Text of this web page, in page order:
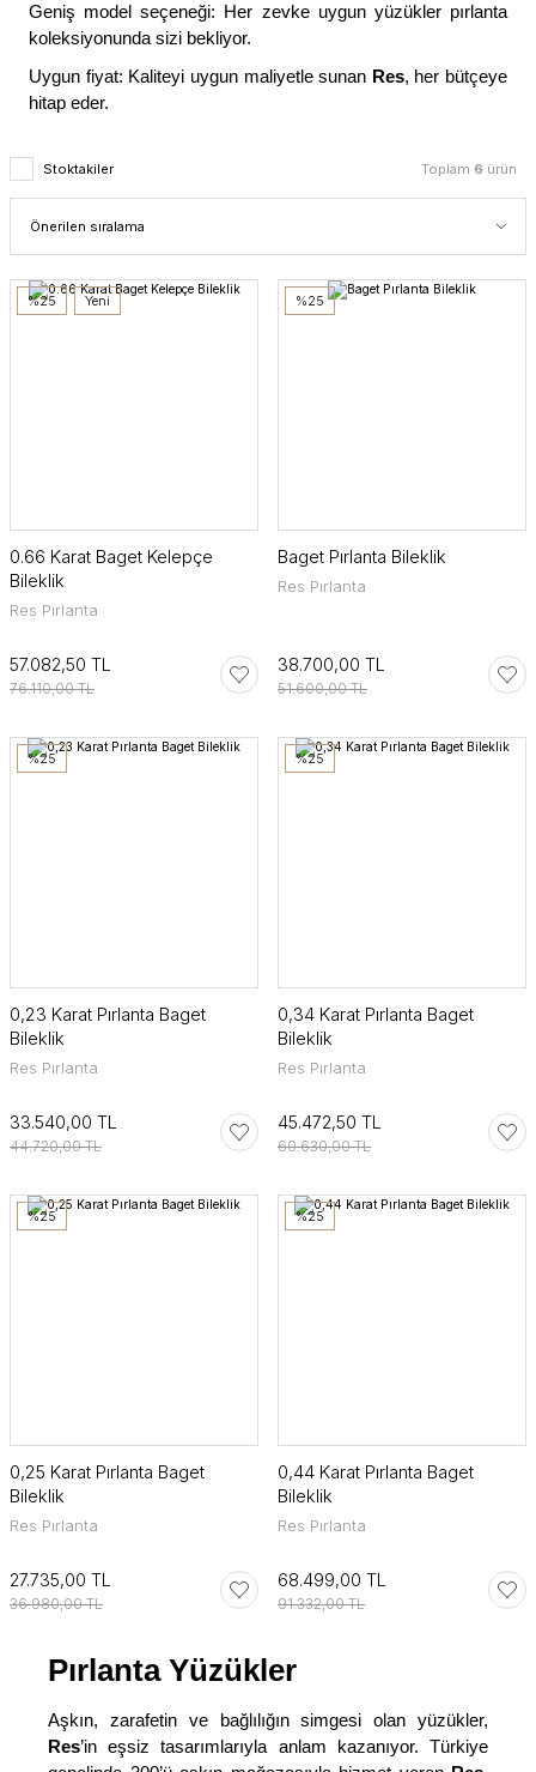
Geniş model seçeneği: Her zevke uygun yüzükler pırlanta
koleksiyonunda sizi bekliyor.
Uygun fiyat: Kaliteyi uygun maliyetle sunan Res, her bütçeye
hitap eder.
Stoktakiler Toplam 6 ürün
%25 Yeni
0.66 Karat Baget Kelepçe
Bileklik
Res Pırlanta
57.082,50 TL
76.110,00 TL
%25
Baget Pırlanta Bileklik
Res Pırlanta
38.700,00 TL
51.600,00 TL
%25
0,23 Karat Pırlanta Baget
Bileklik
Res Pırlanta
33.540,00 TL
44.720,00 TL
%25
0,34 Karat Pırlanta Baget
Bileklik
Res Pırlanta
45.472,50 TL
60.630,00 TL
%25
0,25 Karat Pırlanta Baget
Bileklik
Res Pırlanta
27.735,00 TL
36.980,00 TL
%25
0,44 Karat Pırlanta Baget
Bileklik
Res Pırlanta
68.499,00 TL
91.332,00 TL
Pırlanta Yüzükler
Aşkın, zarafetin ve bağlılığın simgesi olan yüzükler,
Res’in eşsiz tasarımlarıyla anlam kazanıyor. Türkiye